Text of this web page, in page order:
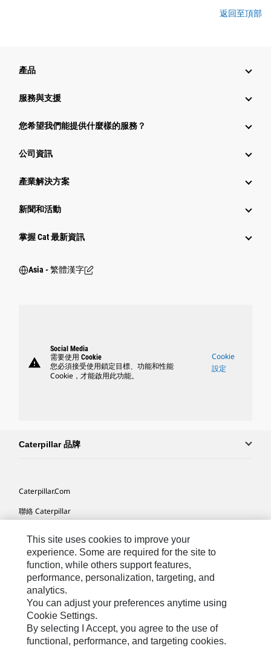
返回至頂部
產品
服務與支援
您希望我們能提供什麼樣的服務？
公司資訊
產業解決方案
新聞和活動
掌握 Cat 最新資訊
Asia - 繁體漢字
warning
Social Media
需要使用 Cookie
您必須接受使用鎖定目標、功能和性能
Cookie，才能啟用此功能。
Cookie
設定
Caterpillar 品牌
Caterpillar.com
聯絡 Caterpillar
網站地圖
Cookie Settings
法律
隱私權
關於 Cat
This site uses cookies to improve your
experience. Some are required for the site to
function, while others support features,
performance, personalization, targeting, and
analytics.
You can adjust your preferences anytime using
Cookie Settings.
By selecting I Accept, you agree to the use of
functional, performance, and targeting cookies.